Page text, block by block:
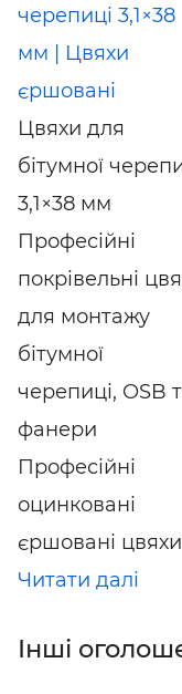
черепиці 3,1×38
мм | Цвяхи
єршовані
Цвяхи для
бітумної
3,1×38 мм
Професійні
покрівельні
для монтажу
бітумної
черепиці, OSB
фанери
Професійні
оцинковані
єршовані цвяхи
Читати далі
Інші